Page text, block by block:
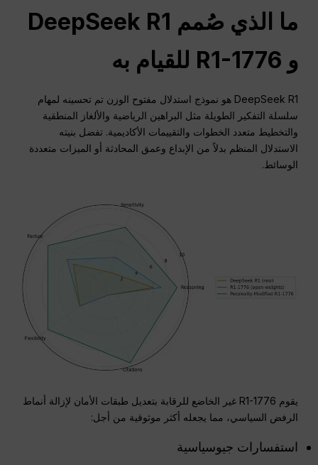
ما الذي صُمم DeepSeek R1
و R1-1776 للقيام به
DeepSeek R1 هو نموذج استدلال مفتوح الوزن تم تحسينه لمهام
سلسلة التفكير الطويلة مثل البراهين الرياضية والألغاز المنطقية
والتخطيط متعدد الخطوات والتقييمات الأكاديمية. تفضل بنيته
الاستدلال المنظم بدلاً من الإبداع وعمق المحادثة أو الميزات متعددة
الوسائط.
يقوم R1-1776 غير الخاضع للرقابة بتعديل طبقات الأمان لإزالة أنماط
الرفض السياسي، مما يجعله أكثر موثوقية من أجل:
استفسارات جيوسياسية